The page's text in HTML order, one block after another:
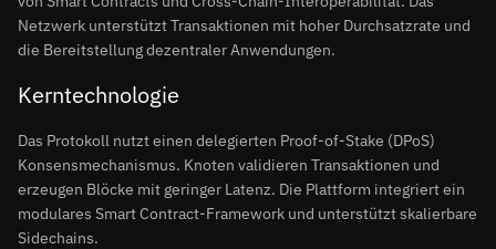
Netzwerk unterstützt Transaktionen mit hoher Durchsatzrate und
die Bereitstellung dezentraler Anwendungen.
Kerntechnologie
Das Protokoll nutzt einen delegierten Proof-of-Stake (DPoS)
Konsensmechanismus. Knoten validieren Transaktionen und
erzeugen Blöcke mit geringer Latenz. Die Plattform integriert ein
modulares Smart Contract-Framework und unterstützt skalierbare
Sidechains.